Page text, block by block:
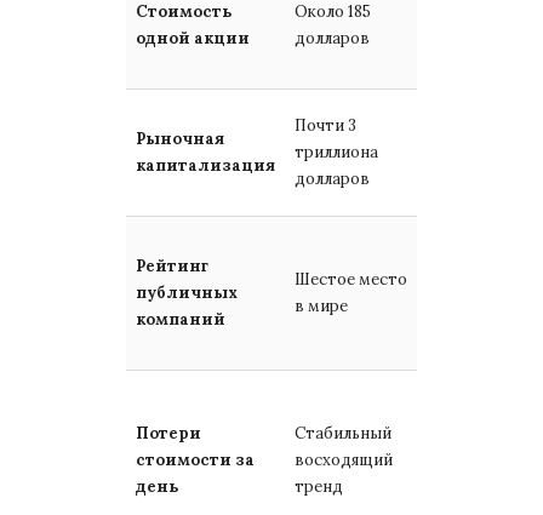
Стоимость
одной акции
Около 185
долларов
Рыночная
капитализация
Почти 3
триллиона
долларов
Рейтинг
публичных
компаний
Шестое место
в мире
Потери
стоимости за
день
Стабильный
восходящий
тренд